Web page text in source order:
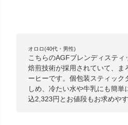
オロロ(40代・男性)
こちらのAGFブレンディステ
焙煎技術が採用されていて、
ーヒーです。個包装スティッ
しめ、冷たい水や牛乳にも簡
込2,323円とお値段もお求めや